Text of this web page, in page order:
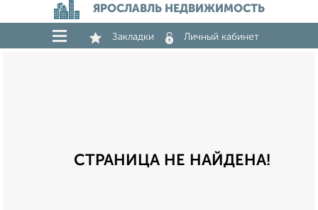
ЯРОСЛАВЛЬ НЕДВИЖИМОСТЬ
Закладки Личный кабинет
СТРАНИЦА НЕ НАЙДЕНА!